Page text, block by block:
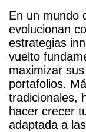
En un mundo
evolucionan
estrategias
vuelto
maximizar
portafolios.
tradicionales,
hacer crecer
adaptada a